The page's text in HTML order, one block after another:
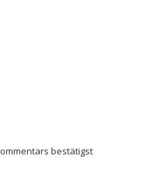
bestätigst